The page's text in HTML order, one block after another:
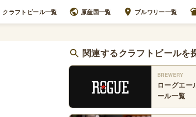
クラフトビール一覧 原産国一覧 ブルワリー一覧
関連するクラフトビールを
BREWERY
ローグエー
ール一覧